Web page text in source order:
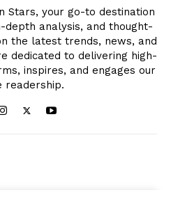
Stars, your go-to destination
depth analysis, and thought-
the latest trends, news, and
dedicated to delivering high-
inspires, and engages our
readership.